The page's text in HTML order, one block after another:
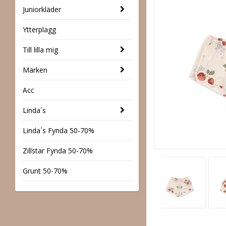
Juniorkläder
Ytterplagg
Till lilla mig
Märken
Acc
Linda´s
Linda´s Fynda 50-70%
Zillstar Fynda 50-70%
Grunt 50-70%